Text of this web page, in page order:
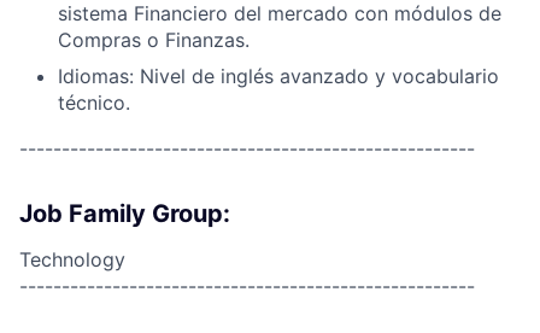
sistema Financiero del mercado con módulos de
Compras o Finanzas.
Idiomas: Nivel de inglés avanzado y vocabulario
técnico.
------------------------------------------------------
Job Family Group:
Technology
------------------------------------------------------